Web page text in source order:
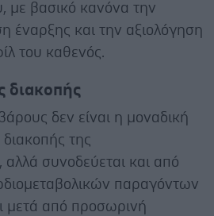
με βασικό κανόνα την
έναρξης και την αξιολόγηση
του καθενός.
διακοπής
δεν είναι η μοναδική
της
συνοδεύεται και από
παραγόντων
μετά από προσωρινή